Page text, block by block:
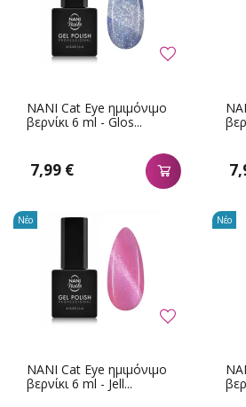
NANI Cat Eye ημιμόνιμο
βερνίκι 6 ml - Glos...
7,99 €
NANI Cat Eye ημιμόνιμο
βερνίκι 6 ml - Jell...
Νέο Νέο